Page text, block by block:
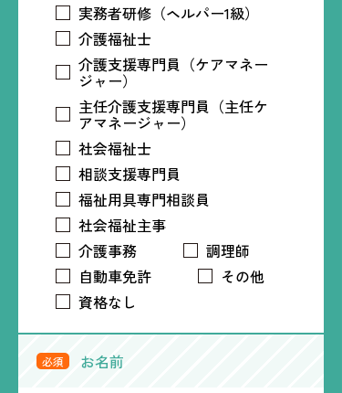
実務者研修（ヘルパー1級）
介護福祉士
介護支援専門員（ケアマネー
ジャー）
主任介護支援専門員（主任ケ
アマネージャー）
社会福祉士
相談支援専門員
福祉用具専門相談員
社会福祉主事
介護事務
調理師
自動車免許
その他
資格なし
必須 お名前